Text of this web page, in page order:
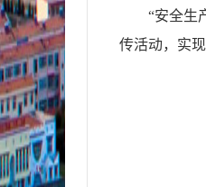
“安全生
传活动，实